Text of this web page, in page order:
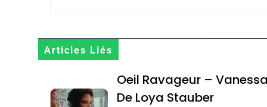
Articles Liés
Oeil Ravageur – Vanessa
De Loya Stauber
Maroc : Les
Terroir